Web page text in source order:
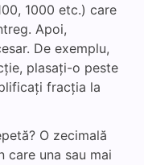
1000 etc.) care
Apoi,
De exemplu,
plasați-o peste
fracția la
O zecimală
care una sau mai